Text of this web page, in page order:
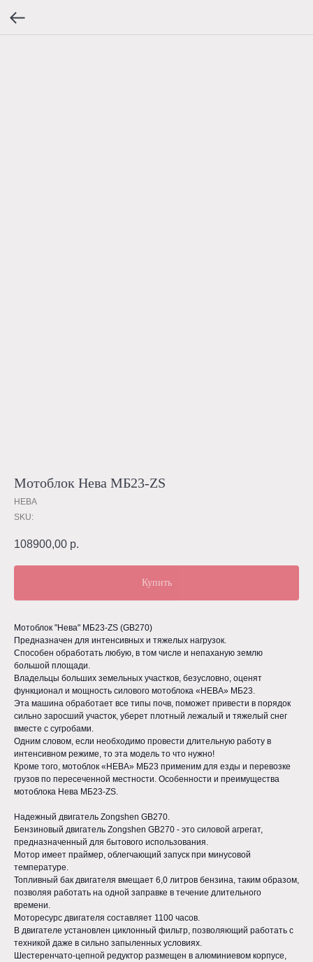
Мотоблок Нева МБ23-ZS
НЕВА
SKU:
108900,00 р.
Купить
Мотоблок "Нева" МБ23-ZS (GB270)
Предназначен для интенсивных и тяжелых нагрузок.
Способен обработать любую, в том числе и непаханую землю
большой площади.
Владельцы больших земельных участков, безусловно, оценят
функционал и мощность силового мотоблока «НЕВА» МБ23.
Эта машина обработает все типы почв, поможет привести в порядок
сильно заросший участок, уберет плотный лежалый и тяжелый снег
вместе с сугробами.
Одним словом, если необходимо провести длительную работу в
интенсивном режиме, то эта модель то что нужно!
Кроме того, мотоблок «НЕВА» МБ23 применим для езды и перевозке
грузов по пересеченной местности. Особенности и преимущества
мотоблока Нева МБ23-ZS.
Надежный двигатель Zongshen GB270.
Бензиновый двигатель Zongshen GB270 - это силовой агрегат,
предназначенный для бытового использования.
Мотор имеет праймер, облегчающий запуск при минусовой
температуре.
Топливный бак двигателя вмещает 6,0 литров бензина, таким образом,
позволяя работать на одной заправке в течение длительного
времени.
Моторесурс двигателя составляет 1100 часов.
В двигателе установлен циклонный фильтр, позволяющий работать с
техникой даже в сильно запыленных условиях.
Шестеренчато-цепной редуктор размещен в алюминиевом корпусе,